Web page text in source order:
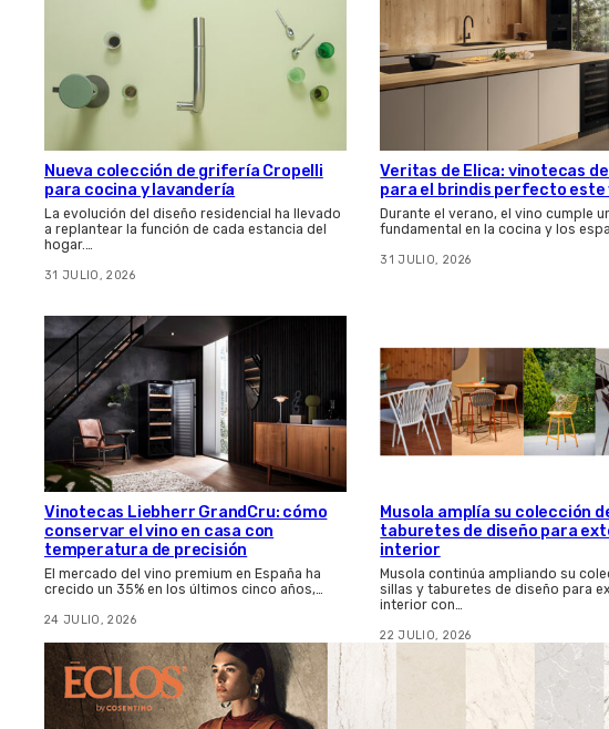
Nueva colección de grifería Cropelli
para cocina y lavandería
La evolución del diseño residencial ha llevado
a replantear la función de cada estancia del
hogar.…
31 JULIO, 2026
Veritas de Elica: vinotecas
para el brindis perfecto este
Durante el verano, el vino cumple
fundamental en la cocina y los
31 JULIO, 2026
Vinotecas Liebherr GrandCru: cómo
conservar el vino en casa con
temperatura de precisión
El mercado del vino premium en España ha
crecido un 35% en los últimos cinco años,…
24 JULIO, 2026
Musola amplía su colección
taburetes de diseño para
interior
Musola continúa ampliando su
sillas y taburetes de diseño para
interior con…
22 JULIO, 2026